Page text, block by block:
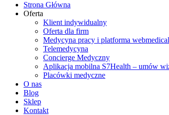
Strona Główna
Oferta
Klient indywidualny
Oferta dla firm
Medycyna pracy i platforma webmedical
Telemedycyna
Concierge Medyczny
Aplikacja mobilna S7Health – umów
Placówki medyczne
O nas
Blog
Sklep
Kontakt